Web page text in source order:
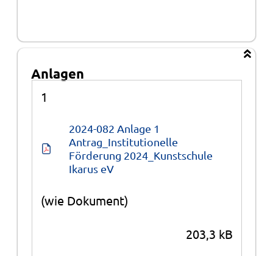
Anlagen
1
2024-082 Anlage 1
Antrag_Institutionelle
Förderung 2024_Kunstschule
Ikarus eV
(wie Dokument)
203,3 kB